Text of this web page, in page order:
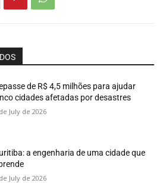
de R$ 4,5 milhões para ajudar
cidades afetadas por desastres
July de 2026
a engenharia de uma cidade que
July de 2026